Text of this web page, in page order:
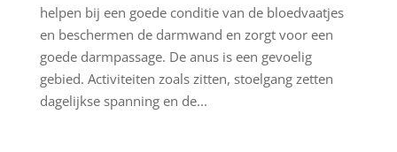
helpen bij een goede conditie van de bloedvaatjes
en beschermen de darmwand en zorgt voor een
goede darmpassage. De anus is een gevoelig
gebied. Activiteiten zoals zitten, stoelgang zetten
dagelijkse spanning en de...